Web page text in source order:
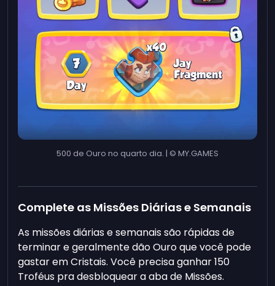
500 de Ouro no quarto dia. | © MY.GAMES
Complete as Missões Diárias e Semanais
As missões diárias e semanais são rápidas de
terminar e geralmente dão Ouro que você pode
gastar em Cristais. Você precisa ganhar 150
Troféus pra desbloquear a aba de Missões.